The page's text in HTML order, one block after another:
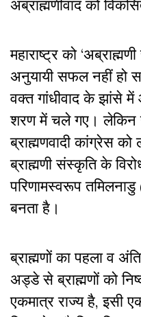
अब्राह्मणीवाद को
महाराष्ट्र को
अनुयायी सफल नहीं हो
वक्त गांधीवाद के झांसे
शरण में चले गए। लेकिन
ब्राह्मणवादी कांग्रेस
ब्राह्मणी संस्कृति के
परिणामस्वरूप तमिलनाडु
बनता है।
ब्राह्मणों का पहला व
अड्डे से ब्राह्मणों को
एकमात्र राज्य है, इसी